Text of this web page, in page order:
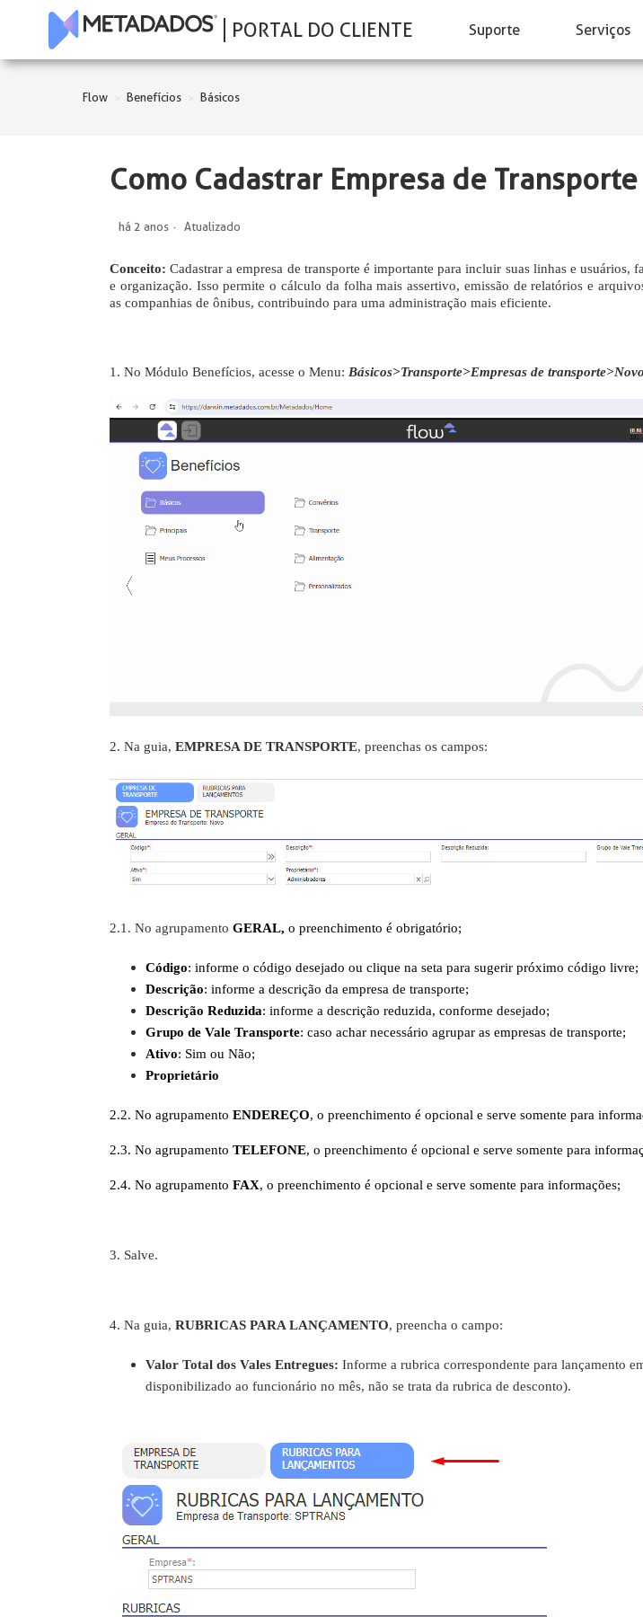
PORTAL DO CLIENTE Suporte Serviços
Flow Benefícios Básicos
Como Cadastrar Empresa de Transporte
há 2 anos Atualizado
Conceito:Cadastrar a empresa de transporte é importante para incluir suas linhas e usuários,
e organização. Isso permite o cálculo da folha mais assertivo, emissão de relatórios e
as companhias de ônibus, contribuindo para uma administração mais eficiente.
1. No Módulo Benefícios, acesse o Menu: Básicos>Transporte>Empresas de transporte>Novo
2. Na guia, EMPRESA DE TRANSPORTE, preenchas os campos:
2.1. No agrupamento GERAL, o preenchimento é obrigatório;
Código: informe o código desejado ou clique na seta para sugerir próximo código livre;
Descrição: informe a descrição da empresa de transporte;
Descrição Reduzida: informe a descrição reduzida, conforme desejado;
Grupo de Vale Transporte: caso achar necessário agrupar as empresas de transporte;
Ativo: Sim ou Não;
Proprietário
2.2. No agrupamento ENDEREÇO, o preenchimento é opcional e serve somente para
2.3. No agrupamento TELEFONE, o preenchimento é opcional e serve somente para
2.4. No agrupamento FAX, o preenchimento é opcional e serve somente para informações;
3. Salve.
4. Na guia, RUBRICAS PARA LANÇAMENTO, preencha o campo:
Valor Total dos Vales Entregues: Informe a rubrica correspondente para lançamento
disponibilizado ao funcionário no mês, não se trata da rubrica de desconto).